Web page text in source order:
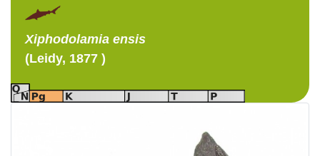
Xiphodolamia ensis
(Leidy, 1877 )